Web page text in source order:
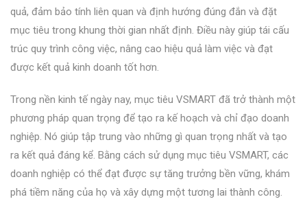
quả, đảm bảo tính liên quan và định hướng đúng đắn và đặt
mục tiêu trong khung thời gian nhất định. Điều này giúp tái cấu
trúc quy trình công việc, nâng cao hiệu quả làm việc và đạt
được kết quả kinh doanh tốt hơn.
Trong nền kinh tế ngày nay, mục tiêu VSMART đã trở thành một
phương pháp quan trọng để tạo ra kế hoạch và chỉ đạo doanh
nghiệp. Nó giúp tập trung vào những gì quan trọng nhất và tạo
ra kết quả đáng kể. Bằng cách sử dụng mục tiêu VSMART, các
doanh nghiệp có thể đạt được sự tăng trưởng bền vững, khám
phá tiềm năng của họ và xây dựng một tương lai thành công.